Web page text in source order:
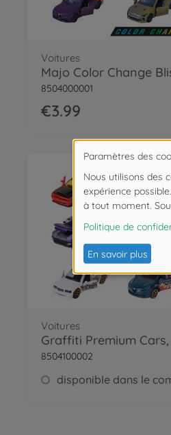
Voitures
8504000001
€3.99
Voitures
8504100002